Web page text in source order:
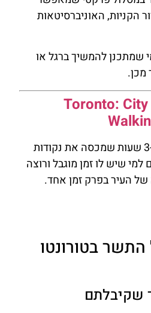
הקניות, האוניברסיטאות
שמתכנן להמשיך ברגל או
מכן.
Toronto:
סיור מקיף באורך של כ-3 שעות שמכסה את נקודות
שיש לו זמן מוגבל ורוצה
העיר בפרק זמן אחד.
בטורונטו
שקיבלתם